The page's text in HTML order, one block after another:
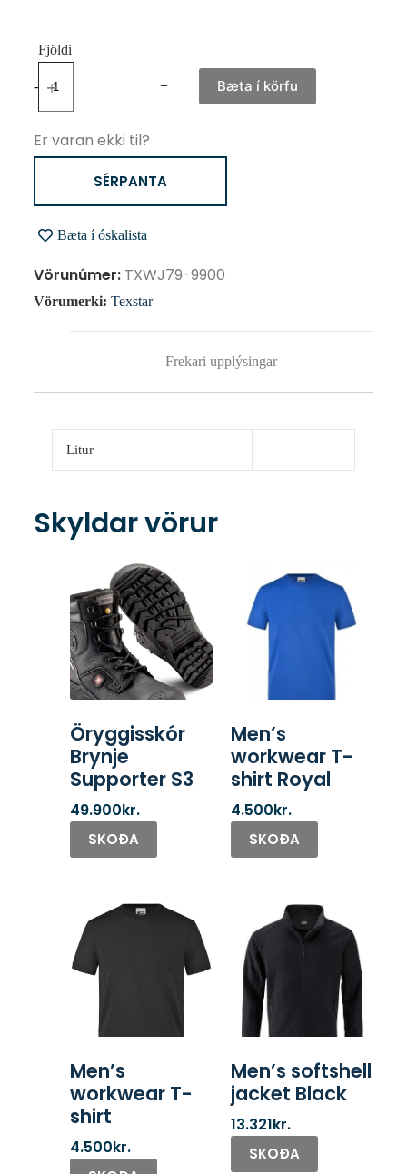
- + Bæta í körfu
Er varan ekki til?
SÉRPANTA
Bæta í óskalista
Vörunúmer:TXWJ79-9900
Vörumerki: Texstar
Frekari upplýsingar
Litur
Skyldar vörur
Öryggisskór
Brynje
Supporter S3
49.900kr.
SKOÐA
Men’s
workwear T-
shirt Royal
4.500kr.
SKOÐA
Men’s
workwear T-
shirt
4.500kr.
Men’s softshell
jacket Black
13.321kr.
SKOÐA